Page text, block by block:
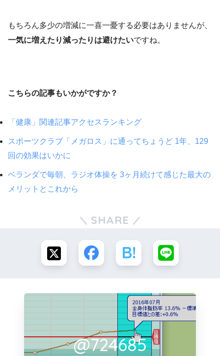
もちろん多少の増減に一喜一憂する必要はありませんが、
一気に増えたり減ったりは避けたいですね。
こちらの記事もいかがですか？
「健康」関連記事アクセスランキング
スポーツクラブ「メガロス」に通ってちょうど 1年、129
回の効果はいかに
ベランダで毎朝、ラジオ体操を 3ヶ月続けて感じた最大の
メリットとこれから
SHARE
@724685